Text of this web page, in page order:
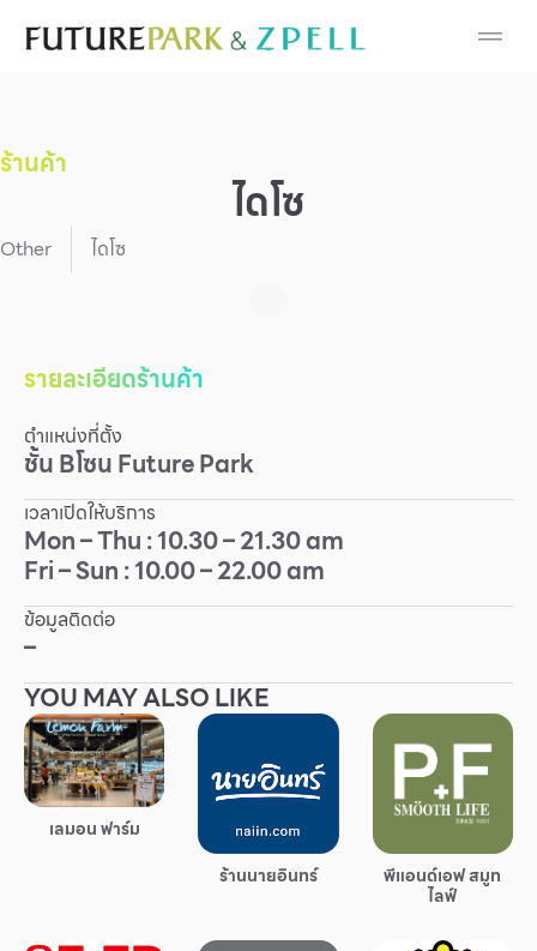
Cosmetic
Fashion
Food
Gold & Jewelry
IT
Mobile
Other
Service
Superstores
สมาชิก F-MEMBER
ร้านค้า
ไดโซ
Other ไดโซ
รายละเอียดร้านค้า
ตำแหน่งที่ตั้ง
ชั้นBโซนFuture Park
เวลาเปิดให้บริการ
Mon – Thu : 10.30 – 21.30 am
Fri – Sun : 10.00 – 22.00 am
ข้อมูลติดต่อ
–
YOU MAY ALSO LIKE
เลมอน ฟาร์ม
ร้านนายอินทร์
พีแอนด์เอฟ สมูท
ไลฟ์